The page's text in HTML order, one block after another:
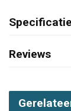
Reviews